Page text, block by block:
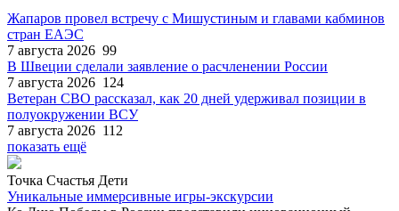
Жапаров провел встречу с Мишустиным и главами кабминов
стран ЕАЭС
7 августа 2026 99
В Швеции сделали заявление о расчленении России
7 августа 2026 124
Ветеран СВО рассказал, как 20 дней удерживал позиции в
полуокружении ВСУ
7 августа 2026 112
показать ещё
Точка Счастья Дети
Уникальные иммерсивные игры-экскурсии